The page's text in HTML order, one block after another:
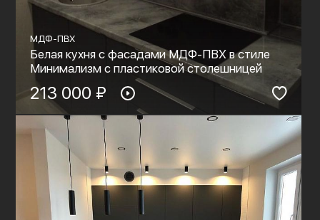
МДФ-ПВХ
Белая кухня с фасадами МДФ-ПВХ в стиле
Минимализм с пластиковой столешницей
213 000 ₽